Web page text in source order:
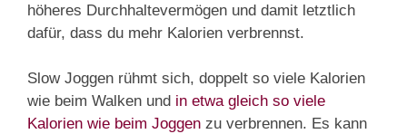
höheres Durchhaltevermögen und damit letztlich
dafür, dass du mehr Kalorien verbrennst.
Slow Joggen rühmt sich, doppelt so viele Kalorien
wie beim Walken und in etwa gleich so viele
Kalorien wie beim Joggen zu verbrennen. Es kann